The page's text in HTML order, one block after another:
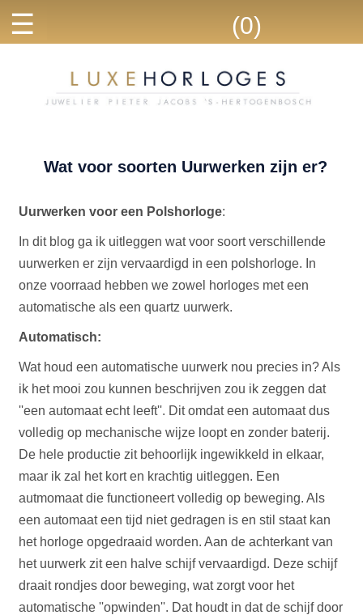
☰ (0)
Wat voor soorten Uurwerken zijn er?
Uurwerken voor een Polshorloge:
In dit blog ga ik uitleggen wat voor soort verschillende
uurwerken er zijn vervaardigd in een polshorloge. In
onze voorraad hebben we zowel horloges met een
automatische als een quartz uurwerk.
Automatisch:
Wat houd een automatische uurwerk nou precies in? Als
ik het mooi zou kunnen beschrijven zou ik zeggen dat
''een automaat echt leeft''. Dit omdat een automaat dus
volledig op mechanische wijze loopt en zonder baterij.
De hele productie zit behoorlijk ingewikkeld in elkaar,
maar ik zal het kort en krachtig uitleggen. Een
autmomaat die functioneert volledig op beweging. Als
een automaat een tijd niet gedragen is en stil staat kan
het horloge opgedraaid worden. Aan de achterkant van
het uurwerk zit een halve schijf vervaardigd. Deze schijf
draait rondjes door beweging, wat zorgt voor het
automatische ''opwinden''. Dat houdt in dat de schijf door